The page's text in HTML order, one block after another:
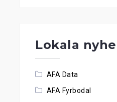
Lokala
AFA Data
AFA Fyrbodal